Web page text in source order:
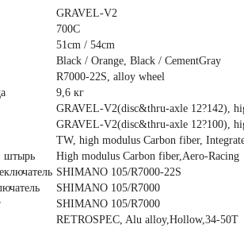
GRAVEL-V2
700C
51cm / 54cm
Black / Orange, Black / CementGray
R7000-22S, alloy wheel
9,6 кг
GRAVEL-V2(disc&thru-axle 12?142),
GRAVEL-V2(disc&thru-axle 12?100),
TW, high modulus Carbon fiber,
штырь
High modulus Carbon fiber,Aero-Racing
SHIMANO 105/R7000-22S
SHIMANO 105/R7000
SHIMANO 105/R7000
RETROSPEC, Alu alloy,Hollow,34-50T